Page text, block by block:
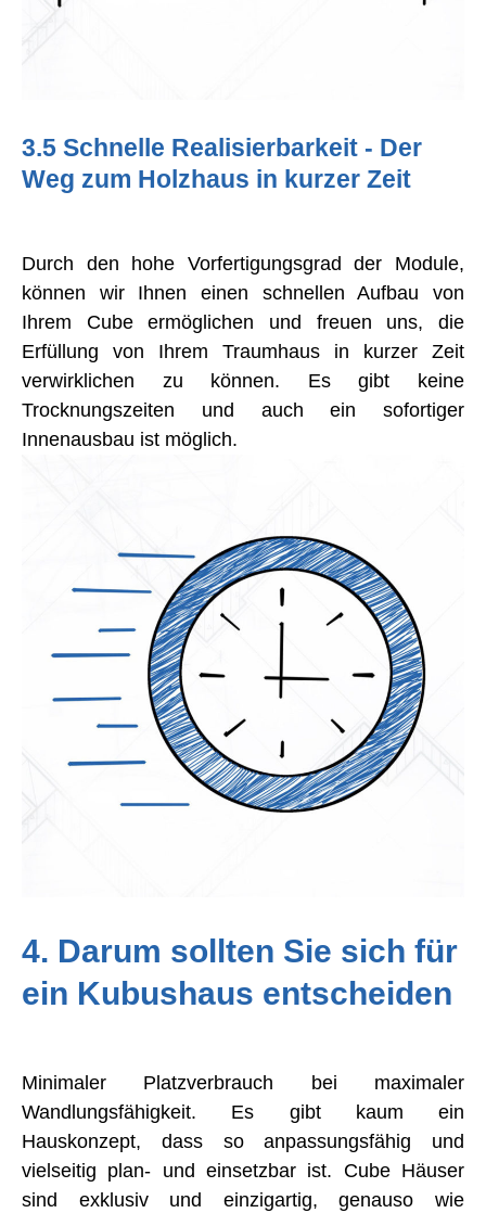
3.5 Schnelle Realisierbarkeit - Der
Weg zum Holzhaus in kurzer Zeit
Durch den hohe Vorfertigungsgrad der Module,
können wir Ihnen einen schnellen Aufbau von
Ihrem Cube ermöglichen und freuen uns, die
Erfüllung von Ihrem Traumhaus in kurzer Zeit
verwirklichen zu können. Es gibt keine
Trocknungszeiten und auch ein sofortiger
Innenausbau ist möglich.
4. Darum sollten Sie sich für
ein Kubushaus entscheiden
Minimaler Platzverbrauch bei maximaler
Wandlungsfähigkeit. Es gibt kaum ein
Hauskonzept, dass so anpassungsfähig und
vielseitig plan- und einsetzbar ist. Cube Häuser
sind exklusiv und einzigartig, genauso wie